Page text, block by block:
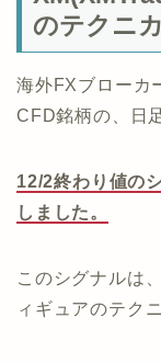
のテクニ
海外FXブローカ
CFD銘柄の、日
12/2終わり値の
しました。
このシグナルは
ィギュアのテク